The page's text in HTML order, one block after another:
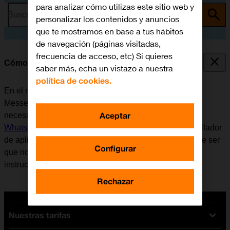
Busca por problema o tema
Cómo utilizar WhatsApp Messenger
En el móvil se puede utilizar la aplicación WhatsApp
Messenger. Antes de utilizar WhatsApp Messenger, es
necesario
configurar el móvil para internet
WhatsApp Messenger. Tener en cuenta que el desarrollador
de aplicaciones va actualizando la app y por eso puede ser
que no coincida exactamente con el contenido de esta
instrucción.
Nuestras tarifas
para analizar cómo utilizas este sitio web y
personalizar los contenidos y anuncios
que te mostramos en base a tus hábitos
de navegación (páginas visitadas,
frecuencia de acceso, etc) Si quieres
saber más, echa un vistazo a nuestra
política de cookies.
Configurar
Rechazar
Aceptar